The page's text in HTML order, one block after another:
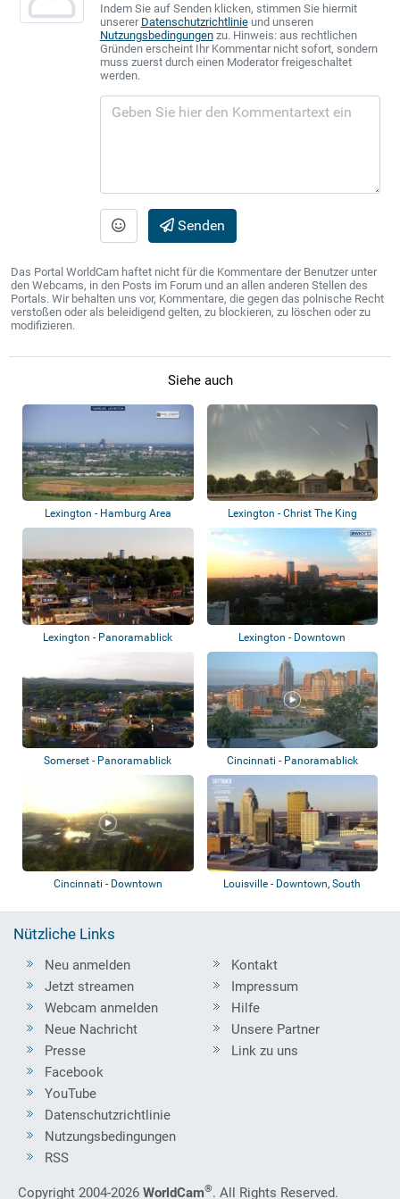
Indem Sie auf Senden klicken, stimmen Sie hiermit
unserer Datenschutzrichtlinieund unseren
Nutzungsbedingungenzu. Hinweis: aus rechtlichen
Gründen erscheint Ihr Kommentar nicht sofort, sondern
muss zuerst durch einen Moderator freigeschaltet
werden.
Senden
Das Portal WorldCam haftet nicht für die Kommentare der Benutzer unter
den Webcams, in den Posts im Forum und an allen anderen Stellen des
Portals. Wir behalten uns vor, Kommentare, die gegen das polnische Recht
verstoßen oder als beleidigend gelten, zu blockieren, zu löschen oder zu
modifizieren.
Siehe auch
Lexington - Hamburg Area
Lexington - Christ The King
School
Lexington - Panoramablick Lexington - Downtown
Somerset - Panoramablick Cincinnati - Panoramablick
Cincinnati - Downtown
Louisville - Downtown, South
Nützliche Links
Neu anmelden
Jetzt streamen
Webcam anmelden
Neue Nachricht
Presse
Kontakt
Impressum
Hilfe
Unsere Partner
Link zu uns
Facebook
YouTube
Datenschutzrichtlinie
Nutzungsbedingungen
RSS
Copyright 2004-2026 WorldCam®. All Rights Reserved.